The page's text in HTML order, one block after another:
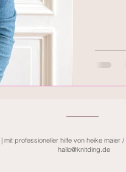
| mit professioneller hilfe von heike maier /
hallo@knitding.de